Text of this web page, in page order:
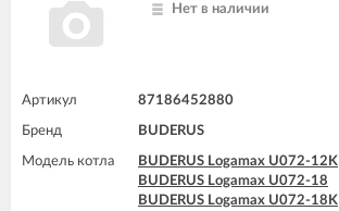
Нет в наличии
Артикул 87186452880
Бренд BUDERUS
Модель котла
BUDERUS Logamax U072-12K
BUDERUS Logamax U072-18
BUDERUS Logamax U072-18K